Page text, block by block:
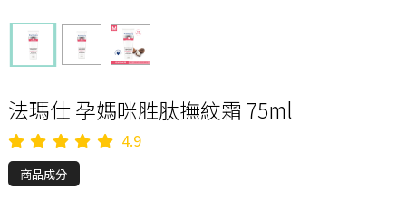
法瑪仕 孕媽咪胜肽撫紋霜 75ml
4.9
商品成分